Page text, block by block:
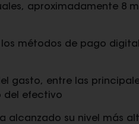
aproximadamente 8
métodos de pago
gasto, entre las
del efectivo
alcanzado su nivel más